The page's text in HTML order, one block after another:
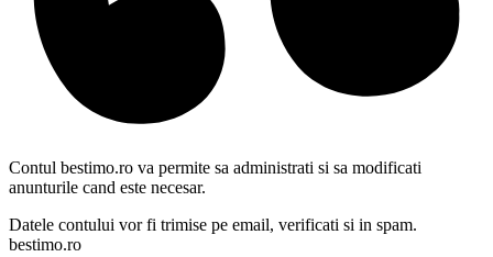
Contul bestimo.ro va permite sa administrati si sa modificati
anunturile cand este necesar.
Datele contului vor fi trimise pe email, verificati si in spam.
bestimo.ro